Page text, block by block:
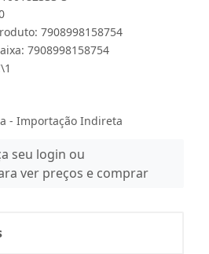
7908998158754
7908998158754
- Importação Indireta
seu login ou
ver preços e comprar